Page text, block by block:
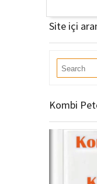
Site içi
Kombi